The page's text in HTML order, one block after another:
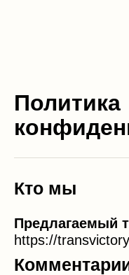
Политика
Кто мы
Предлагаемый
https://